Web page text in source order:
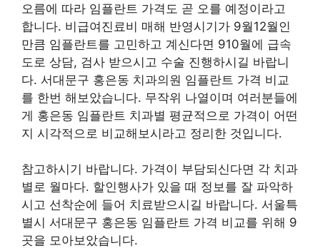
오름에 따라 임플란트 가격도 곧 오를 예정이라고
합니다. 비급여진료비 매해 반영시기가 9월12월인
만큼 임플란트를 고민하고 계신다면 910월에 급속
도로 상담, 검사 받으시고 수술 진행하시길 바랍니
다. 서대문구 홍은동 치과의원 임플란트 가격 비교
를 한번 해보았습니다. 무작위 나열이며 여러분들에
게 홍은동 임플란트 치과별 평균적으로 가격이 어떤
지 시각적으로 비교해보시라고 정리한 것입니다.
참고하시기 바랍니다. 가격이 부담되신다면 각 치과
별로 월마다. 할인행사가 있을 때 정보를 잘 파악하
시고 선착순에 들어 치료받으시길 바랍니다. 서울특
별시 서대문구 홍은동 임플란트 가격 비교를 위해 9
곳을 모아보았습니다.